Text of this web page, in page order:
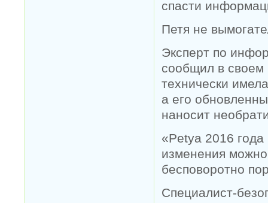
спасти
Петя не
Эксперт по
сообщил в своем
технически
а его
наносит
«Petya 2016
изменения
бесповоротно
Специалист-